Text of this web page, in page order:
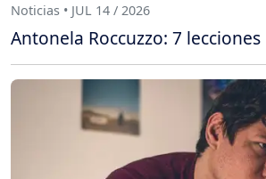
Noticias • JUL 14 / 2026
Antonela Roccuzzo: 7